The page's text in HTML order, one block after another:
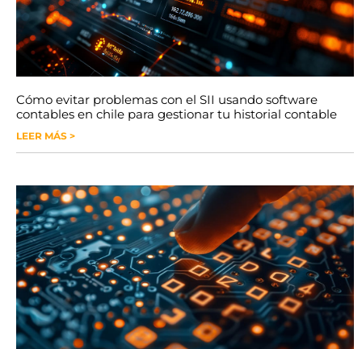
Cómo evitar problemas con el SII usando software
contables en chile para gestionar tu historial contable
LEER MÁS >